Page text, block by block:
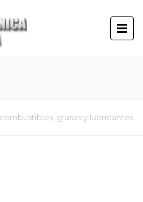
grasas y lubricantes